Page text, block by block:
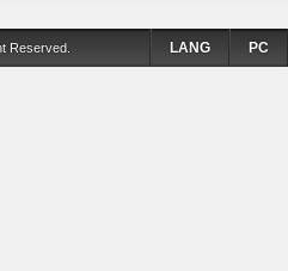
Reserved. PC
LANG